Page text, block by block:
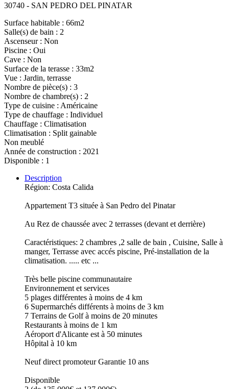
30740 - SAN PEDRO DEL PINATAR
Surface habitable : 66m2
Salle(s) de bain : 2
Ascenseur : Non
Piscine : Oui
Cave : Non
Surface de la terasse : 33m2
Vue : Jardin, terrasse
Nombre de pièce(s) : 3
Nombre de chambre(s) : 2
Type de cuisine : Américaine
Type de chauffage : Individuel
Chauffage : Climatisation
Climatisation : Split gainable
Non meublé
Année de construction : 2021
Disponible : 1
Description
Région: Costa Calida
Appartement T3 située à San Pedro del Pinatar
Au Rez de chaussée avec 2 terrasses (devant et derrière)
Caractéristiques: 2 chambres ,2 salle de bain , Cuisine, Salle à
manger, Terrasse avec accés piscine, Pré-installation de la
climatisation. ..... etc ...
Très belle piscine communautaire
Environnement et services
5 plages différentes à moins de 4 km
6 Supermarchés différents à moins de 3 km
7 Terrains de Golf à moins de 20 minutes
Restaurants à moins de 1 km
Aéroport d'Alicante est à 50 minutes
Hôpital à 10 km
Neuf direct promoteur Garantie 10 ans
Disponible